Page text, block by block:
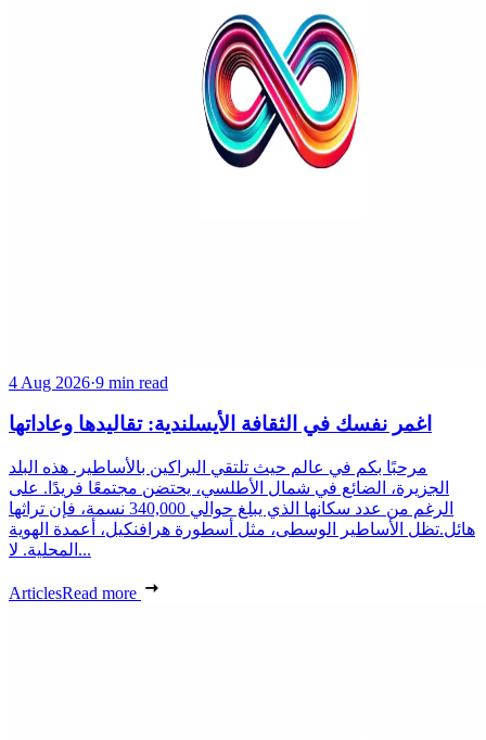
4 Aug 2026·9 min read
اغمر نفسك في الثقافة الأيسلندية: تقاليدها وعاداتها
مرحبًا بكم في عالم حيث تلتقي البراكين بالأساطير. هذه البلد
الجزيرة، الضائع في شمال الأطلسي، يحتضن مجتمعًا فريدًا. على
الرغم من عدد سكانها الذي يبلغ حوالي 340,000 نسمة، فإن تراثها
هائل.تظل الأساطير الوسطى، مثل أسطورة هرافنكيل، أعمدة الهوية
المحلية. لا...
ArticlesRead more